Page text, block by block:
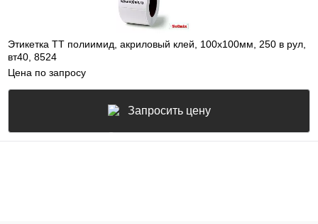
Этикетка ТТ полиимид, акриловый клей, 100х100мм, 250 в рул,
вт40, 8524
Цена по запросу
Запросить цену